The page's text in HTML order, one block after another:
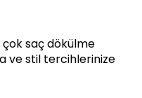
saç dökülme
ve stil tercihlerinize